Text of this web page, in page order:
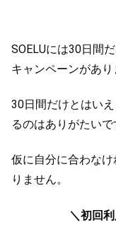
SOELUには30日間
キャンペーンがあり
30日間だけとはい
るのはありがたいで
仮に自分に合わな
りません。
＼初回